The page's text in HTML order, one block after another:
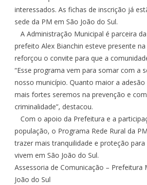
interessados. As fichas de inscrição já
sede da PM em São João do Sul.
A Administração Municipal é parceira
prefeito Alex Bianchin esteve presente
reforçou o convite para que a
“Esse programa vem para somar com a
nosso município. Quanto maior a adesão
mais fortes seremos na prevenção e
criminalidade”, destacou.
Com o apoio da Prefeitura e a
população, o Programa Rede Rural da
trazer mais tranquilidade e proteção para
vivem em São João do Sul.
Assessoria de Comunicação – Prefeitura
João do Sul